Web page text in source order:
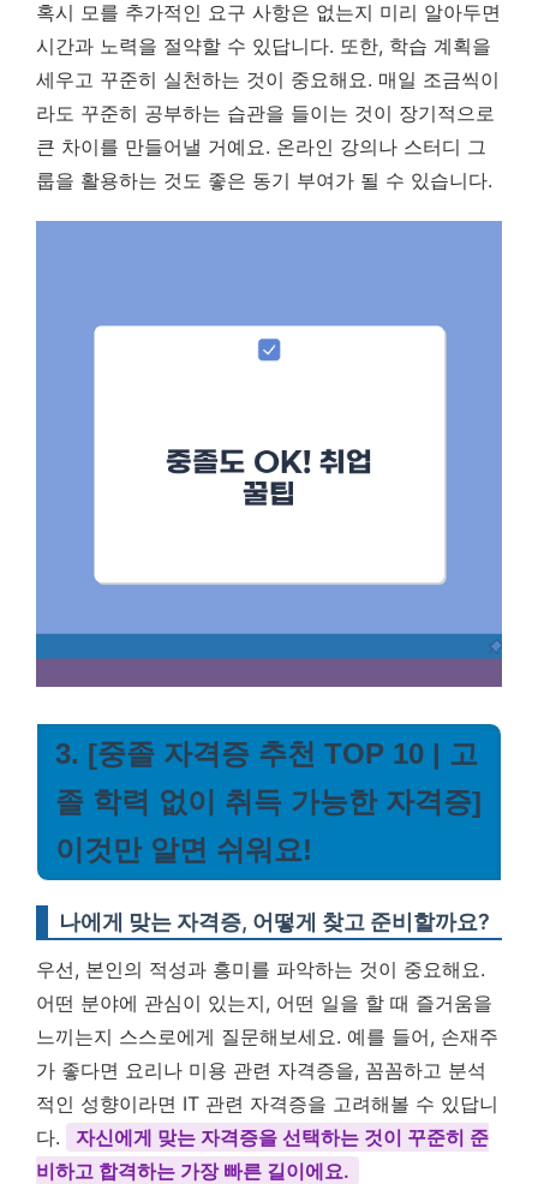
혹시 모를 추가적인 요구 사항은 없는지 미리 알아두면
시간과 노력을 절약할 수 있답니다. 또한, 학습 계획을
세우고 꾸준히 실천하는 것이 중요해요. 매일 조금씩이
라도 꾸준히 공부하는 습관을 들이는 것이 장기적으로
큰 차이를 만들어낼 거예요. 온라인 강의나 스터디 그
룹을 활용하는 것도 좋은 동기 부여가 될 수 있습니다.
3. [중졸 자격증 추천 TOP 10 | 고
졸 학력 없이 취득 가능한 자격증]
이것만 알면 쉬워요!
나에게 맞는 자격증, 어떻게 찾고 준비할까요?
우선, 본인의 적성과 흥미를 파악하는 것이 중요해요.
어떤 분야에 관심이 있는지, 어떤 일을 할 때 즐거움을
느끼는지 스스로에게 질문해보세요. 예를 들어, 손재주
가 좋다면 요리나 미용 관련 자격증을, 꼼꼼하고 분석
적인 성향이라면 IT 관련 자격증을 고려해볼 수 있답니
다.
자신에게 맞는 자격증을 선택하는 것이 꾸준히 준
비하고 합격하는 가장 빠른 길이에요.